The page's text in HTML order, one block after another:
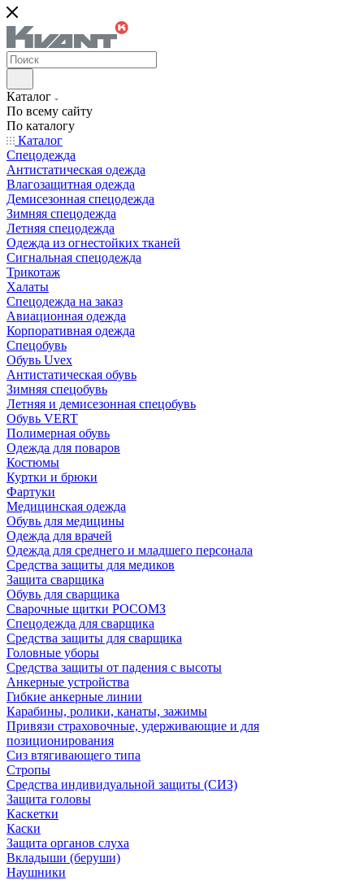
Каталог
По всему сайту
По каталогу
Каталог
Спецодежда
Антистатическая одежда
Влагозащитная одежда
Демисезонная спецодежда
Зимняя спецодежда
Летняя спецодежда
Одежда из огнестойких тканей
Сигнальная спецодежда
Трикотаж
Халаты
Спецодежда на заказ
Авиационная одежда
Корпоративная одежда
Спецобувь
Обувь Uvex
Антистатическая обувь
Зимняя спецобувь
Летняя и демисезонная спецобувь
Обувь VERT
Полимерная обувь
Одежда для поваров
Костюмы
Куртки и брюки
Фартуки
Медицинская одежда
Обувь для медицины
Одежда для врачей
Одежда для среднего и младшего персонала
Средства защиты для медиков
Защита сварщика
Обувь для сварщика
Сварочные щитки РОСОМЗ
Спецодежда для сварщика
Средства защиты для сварщика
Головные уборы
Средства защиты от падения с высоты
Анкерные устройства
Гибкие анкерные линии
Карабины, ролики, канаты, зажимы
Привязи страховочные, удерживающие и для
позиционирования
Сиз втягивающего типа
Стропы
Средства индивидуальной защиты (СИЗ)
Защита головы
Каскетки
Каски
Защита органов слуха
Вкладыши (беруши)
Наушники